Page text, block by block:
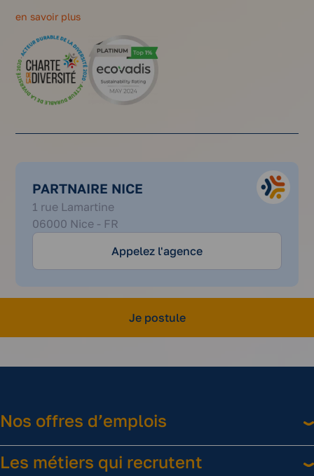
en savoir plus
PARTNAIRE NICE
1 rue Lamartine
06000 Nice - FR
51
08
05
Appelez l'agence
Je postule
Nos offres d’emplois
Les métiers qui recrutent